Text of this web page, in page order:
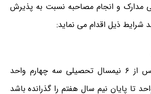
مدارک و انجام مصاحبه نسبت به پذیرش
شرایط ذیل اقدام می نماید:
1- داوطلبانی که پس از ۶ نیمسال تحصیلی سه چهارم واحد
درسی یا ۱۱۵ واحد تا پایان نیم سال هفتم را گذرانده باشد